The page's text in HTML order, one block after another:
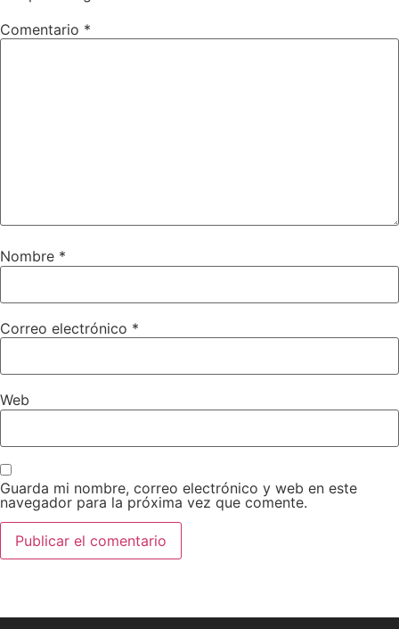
Comentario *
Nombre *
Correo electrónico *
Web
Guarda mi nombre, correo electrónico y web en este
navegador para la próxima vez que comente.